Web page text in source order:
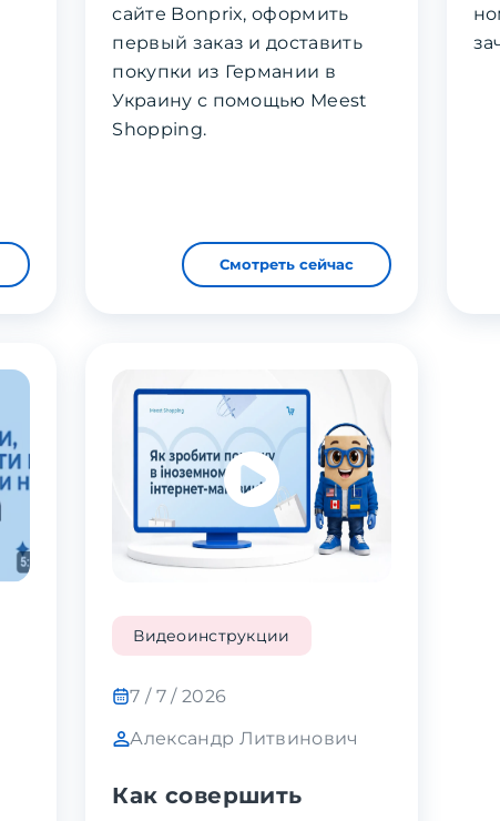
сайте Bonprix, оформить
первый заказ и доставить
покупки из Германии в
Украину с помощью Meest
Shopping.
Смотреть сейчас
Видеоинструкции
7 / 7 / 2026
Александр Литвинович
Как совершить